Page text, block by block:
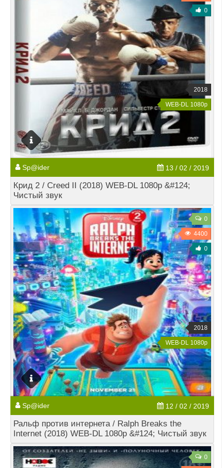
0
2018
WEB-DL 1080p
Sp@ider 13 / 02 / 2019
Крид 2 / Creed II (2018) WEB-DL 1080p &#124;
Чистый звук
0
4400
0
2018
WEB-DL 1080p
Sp@ider 12 / 02 / 2019
Ральф против интернета / Ralph Breaks the
Internet (2018) WEB-DL 1080p &#124; Чистый звук
0